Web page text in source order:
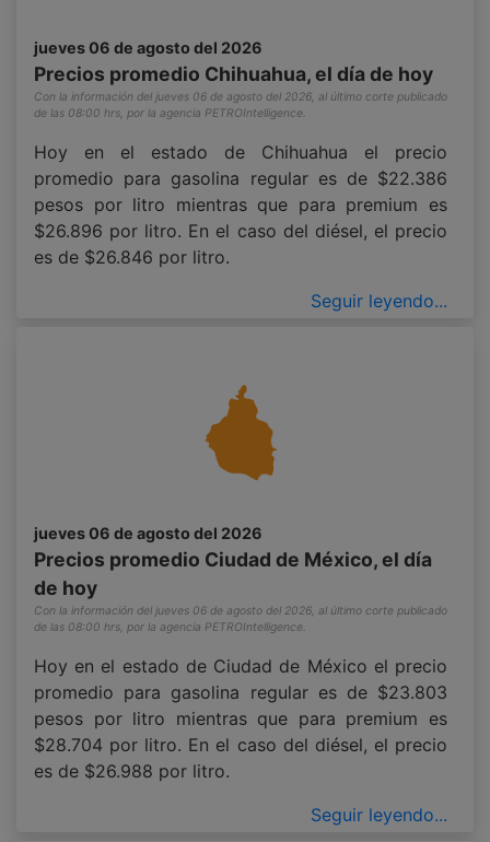
jueves 06 de agosto del 2026
Precios promedio Chihuahua, el día de hoy
Con la información del jueves 06 de agosto del 2026, al último corte publicado
de las 08:00 hrs, por la agencia PETROIntelligence.
Hoy en el estado de Chihuahua el precio
promedio para gasolina regular es de $22.386
pesos por litro mientras que para premium es
$26.896 por litro. En el caso del diésel, el precio
es de $26.846 por litro.
Seguir leyendo...
jueves 06 de agosto del 2026
Precios promedio Ciudad de México, el día
de hoy
Con la información del jueves 06 de agosto del 2026, al último corte publicado
de las 08:00 hrs, por la agencia PETROIntelligence.
Hoy en el estado de Ciudad de México el precio
promedio para gasolina regular es de $23.803
pesos por litro mientras que para premium es
$28.704 por litro. En el caso del diésel, el precio
es de $26.988 por litro.
Seguir leyendo...